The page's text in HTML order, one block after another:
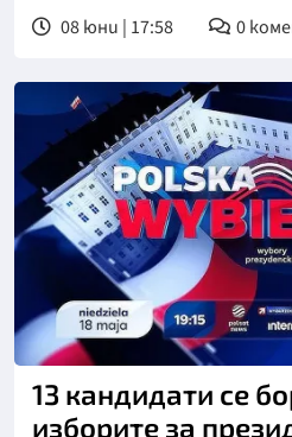
08 юни | 17:58 0
13 кандидати се
изборите за